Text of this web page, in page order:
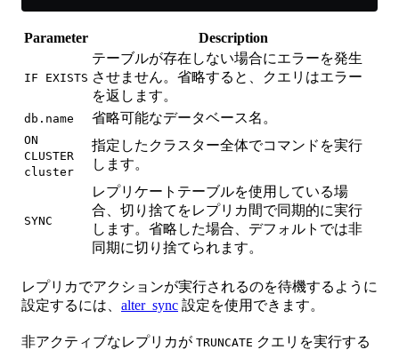
Parameter Description
IF EXISTS
テーブルが存在しない場合にエラーを発生
させません。省略すると、クエリはエラー
を返します。
db.name 省略可能なデータベース名。
ON
CLUSTER
cluster
指定したクラスター全体でコマンドを実行
します。
SYNC
レプリケートテーブルを使用している場
合、切り捨てをレプリカ間で同期的に実行
します。省略した場合、デフォルトでは非
同期に切り捨てられます。
レプリカでアクションが実行されるのを待機するように
設定するには、 alter_sync 設定を使用できます。
非アクティブなレプリカが TRUNCATE クエリを実行する